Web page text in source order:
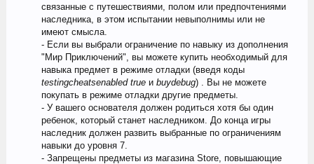
связанные с путешествиями, полом или предпочтениями
наследника, в этом испытании невыполнимы или не
имеют смысла.
- Если вы выбрали ограничение по навыку из дополнения
"Мир Приключений", вы можете купить необходимый для
навыка предмет в режиме отладки (введя коды
testingcheatsenabled trueи buydebug) . Вы не можете
покупать в режиме отладки другие предметы.
- У вашего основателя должен родиться хотя бы один
ребенок, который станет наследником. До конца игры
наследник должен развить выбранные по ограничениям
навыки до уровня 7.
- Запрещены предметы из магазина Store, повышающие